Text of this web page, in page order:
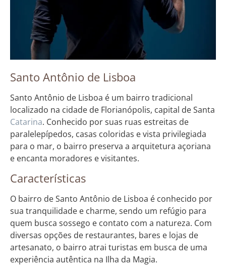
Santo Antônio de Lisboa
Santo Antônio de Lisboa é um bairro tradicional
localizado na cidade de Florianópolis, capital de Santa
Catarina. Conhecido por suas ruas estreitas de
paralelepípedos, casas coloridas e vista privilegiada
para o mar, o bairro preserva a arquitetura açoriana
e encanta moradores e visitantes.
Características
O bairro de Santo Antônio de Lisboa é conhecido por
sua tranquilidade e charme, sendo um refúgio para
quem busca sossego e contato com a natureza. Com
diversas opções de restaurantes, bares e lojas de
artesanato, o bairro atrai turistas em busca de uma
experiência autêntica na Ilha da Magia.